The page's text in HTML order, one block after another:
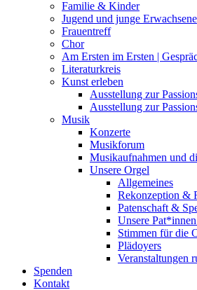
Familie & Kinder
Jugend und junge Erwachsene
Frauentreff
Chor
Am Ersten im Ersten |
Literaturkreis
Kunst erleben
Ausstellung zur
Ausstellung zur
Musik
Konzerte
Musikforum
Musikaufnahmen und
Unsere Orgel
Allgemeines
Rekonzeption &
Patenschaft &
Unsere
Stimmen für die
Plädoyers
Veranstaltungen
Spenden
Kontakt